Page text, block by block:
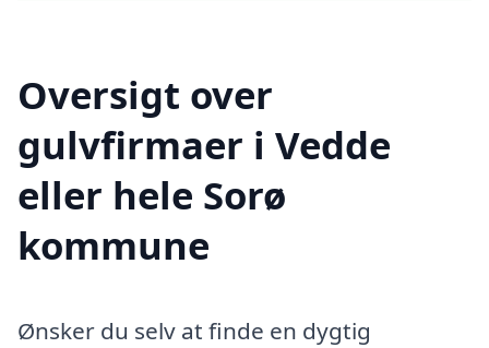
Oversigt over
gulvfirmaer i Vedde
eller hele Sorø
kommune
Ønsker du selv at finde en dygtig